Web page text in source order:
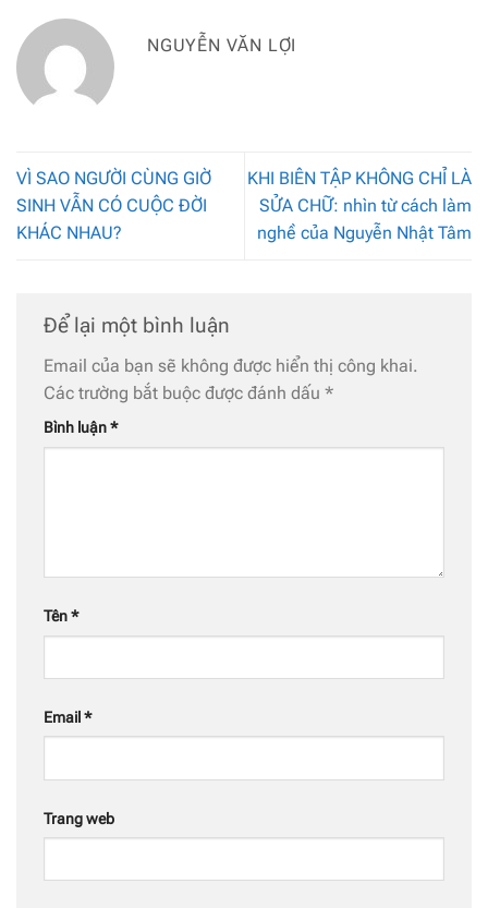
NGUYỄN VĂN LỢI
VÌ SAO NGƯỜI CÙNG GIỜ
SINH VẪN CÓ CUỘC ĐỜI
KHÁC NHAU?
KHI BIÊN TẬP KHÔNG CHỈ LÀ
SỬA CHỮ: nhìn từ cách làm
nghề của Nguyễn Nhật Tâm
Để lại một bình luận
Email của bạn sẽ không được hiển thị công khai.
Các trường bắt buộc được đánh dấu *
Bình luận*
Tên*
Email *
Trang web